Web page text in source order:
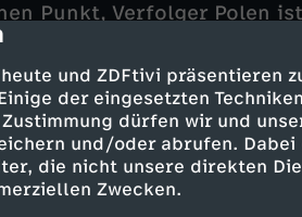
und ZDFtivi präsentieren
der eingesetzten
dürfen wir und
und/oder abrufen. Dabei
die nicht unsere direkten
Zwecken.
Punkt, Verfolger Polen
ein zähes Spiel. Die
Punkte-Vorsprung mit
ging schief: Kurz vor der
von Lewandowski